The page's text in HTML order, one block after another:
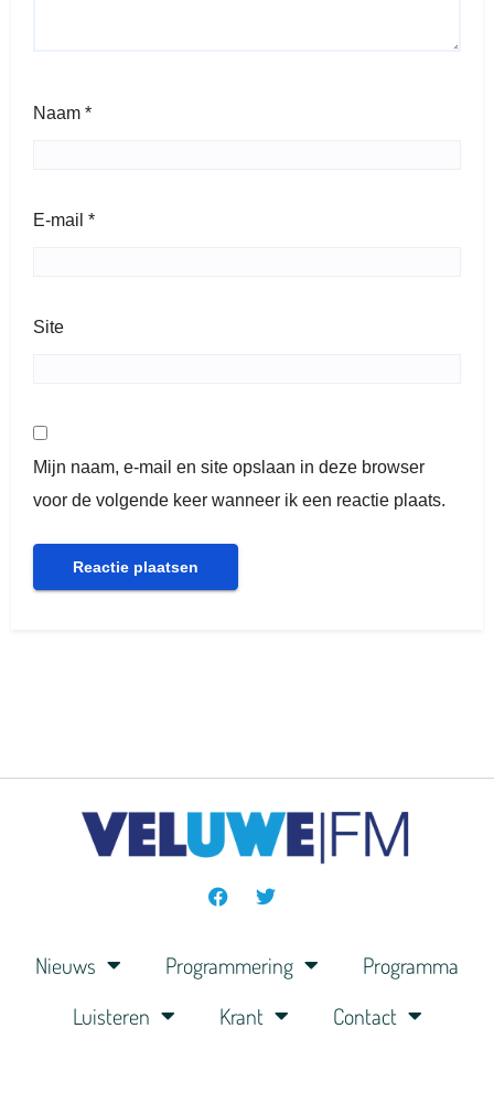
Naam *
E-mail *
Site
Mijn naam, e-mail en site opslaan in deze browser
voor de volgende keer wanneer ik een reactie plaats.
Nieuws Programmering
Programma
Luisteren
Krant Contact